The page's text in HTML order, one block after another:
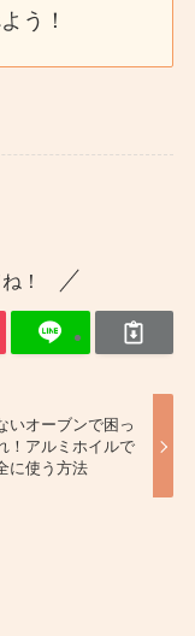
う！
！
いオーブンで困っ
！アルミホイルで
に使う方法